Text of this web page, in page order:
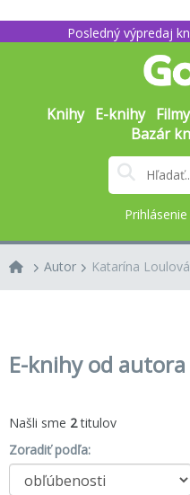
Posledný výpredaj
Knihy E-knihy Filmy
Bazár
Prihlásenie
Autor Katarína Loulová
E-knihy od
Našli sme 2titulov
Zoradiť podľa: